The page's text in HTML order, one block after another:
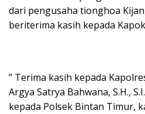
dari pengusaha tionghoa
beriterima kasih kepada
” Terima kasih kepada
Argya Satrya Bahwana, S.H.,
kepada Polsek Bintan Timur,